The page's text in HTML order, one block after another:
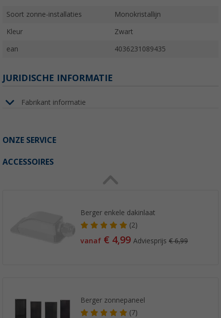
Soort zonne-installaties Monokristallijn
Kleur Zwart
ean 4036231089435
JURIDISCHE INFORMATIE
Fabrikant informatie
ONZE SERVICE
ACCESSOIRES
Berger enkele dakinlaat
(2)
vanaf € 4,99Adviesprijs€ 6,99
Berger zonnepaneel
(7)